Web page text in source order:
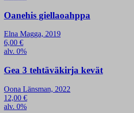
Oanehis giellaoahppa
Elna Magga, 2019
6,00 €
alv. 0%
Gea 3 tehtäväkirja kevät
Oona Länsman, 2022
12,00 €
alv. 0%